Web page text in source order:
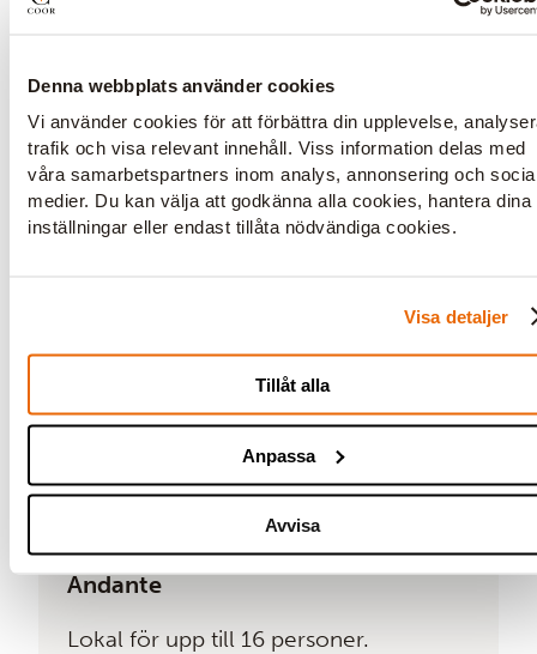
Denna webbplats använder cookies
Vi använder cookies för att förbättra din upplevelse,
trafik och visa relevant innehåll. Viss information delas med
våra samarbetspartners inom analys, annonsering och
medier. Du kan välja att godkänna alla cookies, hantera dina
inställningar eller endast tillåta nödvändiga cookies.
Visa detaljer
Tillåt alla
Anpassa
Avvisa
Andante
Lokal för upp till 16 personer.